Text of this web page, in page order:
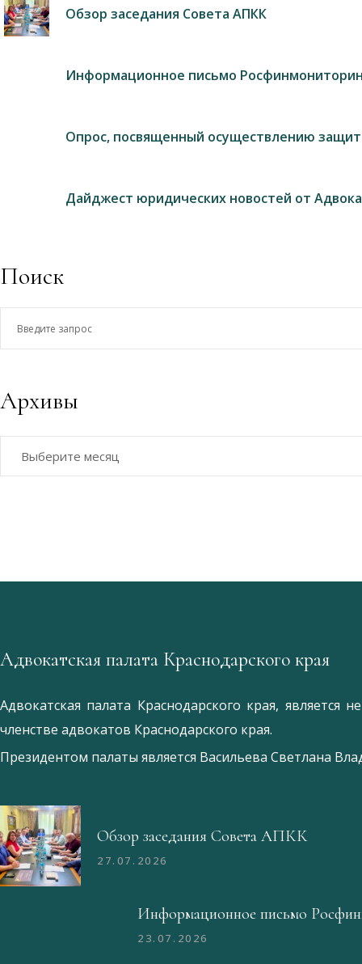
Обзор заседания Совета АПКК
Информационное письмо
Опрос, посвященный осуществлению
Дайджест юридических новостей от
Поиск
Архивы
Адвокатская палата Краснодарского края
Адвокатская палата Краснодарского края, является
членстве адвокатов Краснодарского края.
Президентом палаты является Ваcильева Светлана
Обзор заседания Совета АПКК
27.07.2026
Информационное письмо
23.07.2026